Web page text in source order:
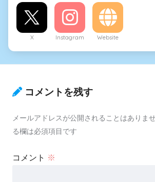
X Instagram Website
コメントを残す
メールアドレスが公開されることはありませ
る欄は必須項目です
コメント ※